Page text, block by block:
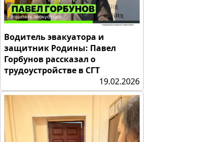
Водитель эвакуатора и
защитник Родины: Павел
Горбунов рассказал о
трудоустройстве в СГТ
19.02.2026